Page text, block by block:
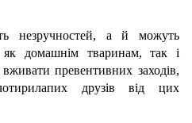
незручностей, а й можуть
як домашнім тваринам, так і
превентивних заходів,
друзів від цих